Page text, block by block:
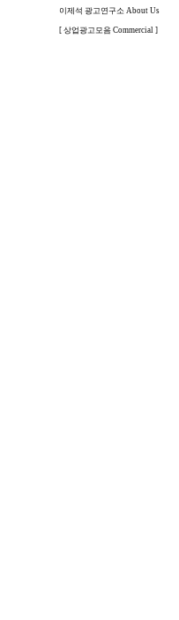
이제석 광고연구소 About Us
[ 상업광고모음 Commercial ]